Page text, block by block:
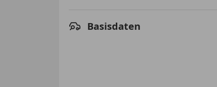
Basisdaten